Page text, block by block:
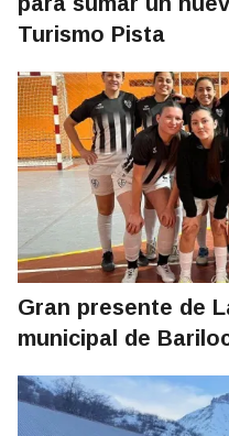
Turismo Pista
Gran presente de
municipal de